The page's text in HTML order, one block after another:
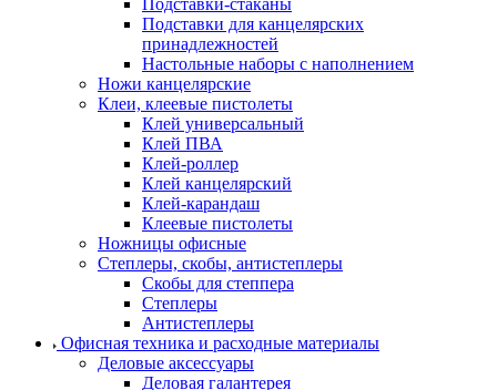
Подставки-стаканы
Подставки для канцелярских
принадлежностей
Настольные наборы с наполнением
Ножи канцелярские
Клеи, клеевые пистолеты
Клей универсальный
Клей ПВА
Клей-роллер
Клей канцелярский
Клей-карандаш
Клеевые пистолеты
Ножницы офисные
Степлеры, скобы, антистеплеры
Скобы для степпера
Степлеры
Антистеплеры
Офисная техника и расходные материалы
Деловые аксессуары
Деловая галантерея